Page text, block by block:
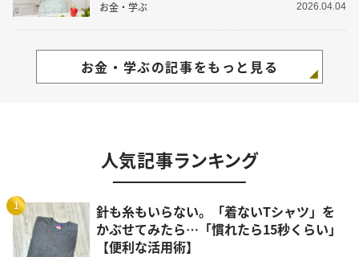
お金・学ぶ 2026.04.04
お金・学ぶの記事をもっと見る
人気記事ランキング
1
針も糸もいらない。「着ないTシャツ」を
かぶせてみたら…「慣れたら15秒くらい」
【便利な活用術】